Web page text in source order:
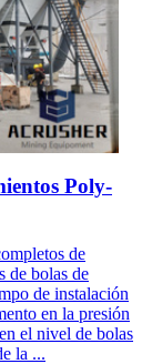
Poly-
de
de bolas de
de instalación
en la presión
el nivel de bolas
la ...